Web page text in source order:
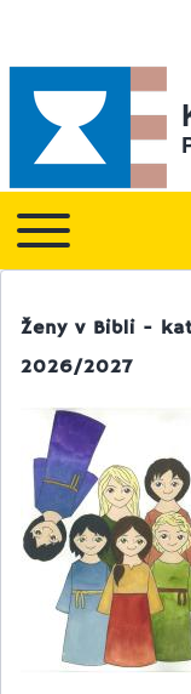
Hlavní navigace
Toggle main menu
Ženy v Bibli -
2026/2027